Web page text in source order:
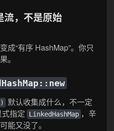
流，不是原始
成“有序 HashMap”。你只
。
默认收集成什么，不一定
指定
LinkedHashMap ，辛
能又没了。